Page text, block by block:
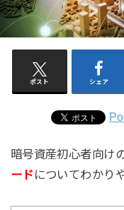
ポスト シェア
暗号資産初心者向け
ード についてわかり